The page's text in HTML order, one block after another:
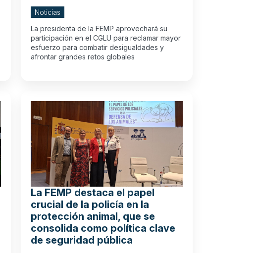
Noticias
La presidenta de la FEMP aprovechará su
participación en el CGLU para reclamar mayor
esfuerzo para combatir desigualdades y
afrontar grandes retos globales
La FEMP destaca el papel
crucial de la policía en la
protección animal, que se
consolida como política clave
de seguridad pública